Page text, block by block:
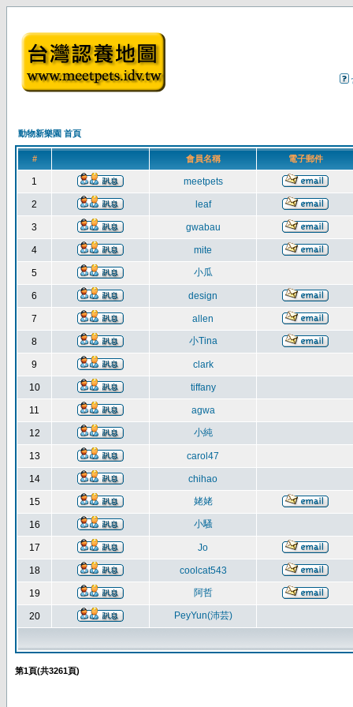
動物新樂園 首頁
# 會員名稱 電子郵件
1 meetpets
2 leaf
3 gwabau
4 mite
5 小瓜
6 design
7 allen
8 小Tina
9 clark
10 tiffany
11 agwa
12 小純
13 carol47
14 chihao
15 姥姥
16 小騷
17 Jo
18 coolcat543
19 阿哲
20 PeyYun(沛芸)
第1頁(共3261頁)